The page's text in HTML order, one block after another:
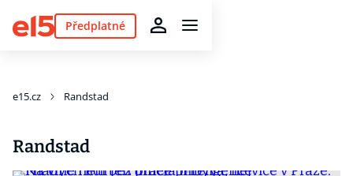
Předplatné
e15.cz Randstad
Randstad